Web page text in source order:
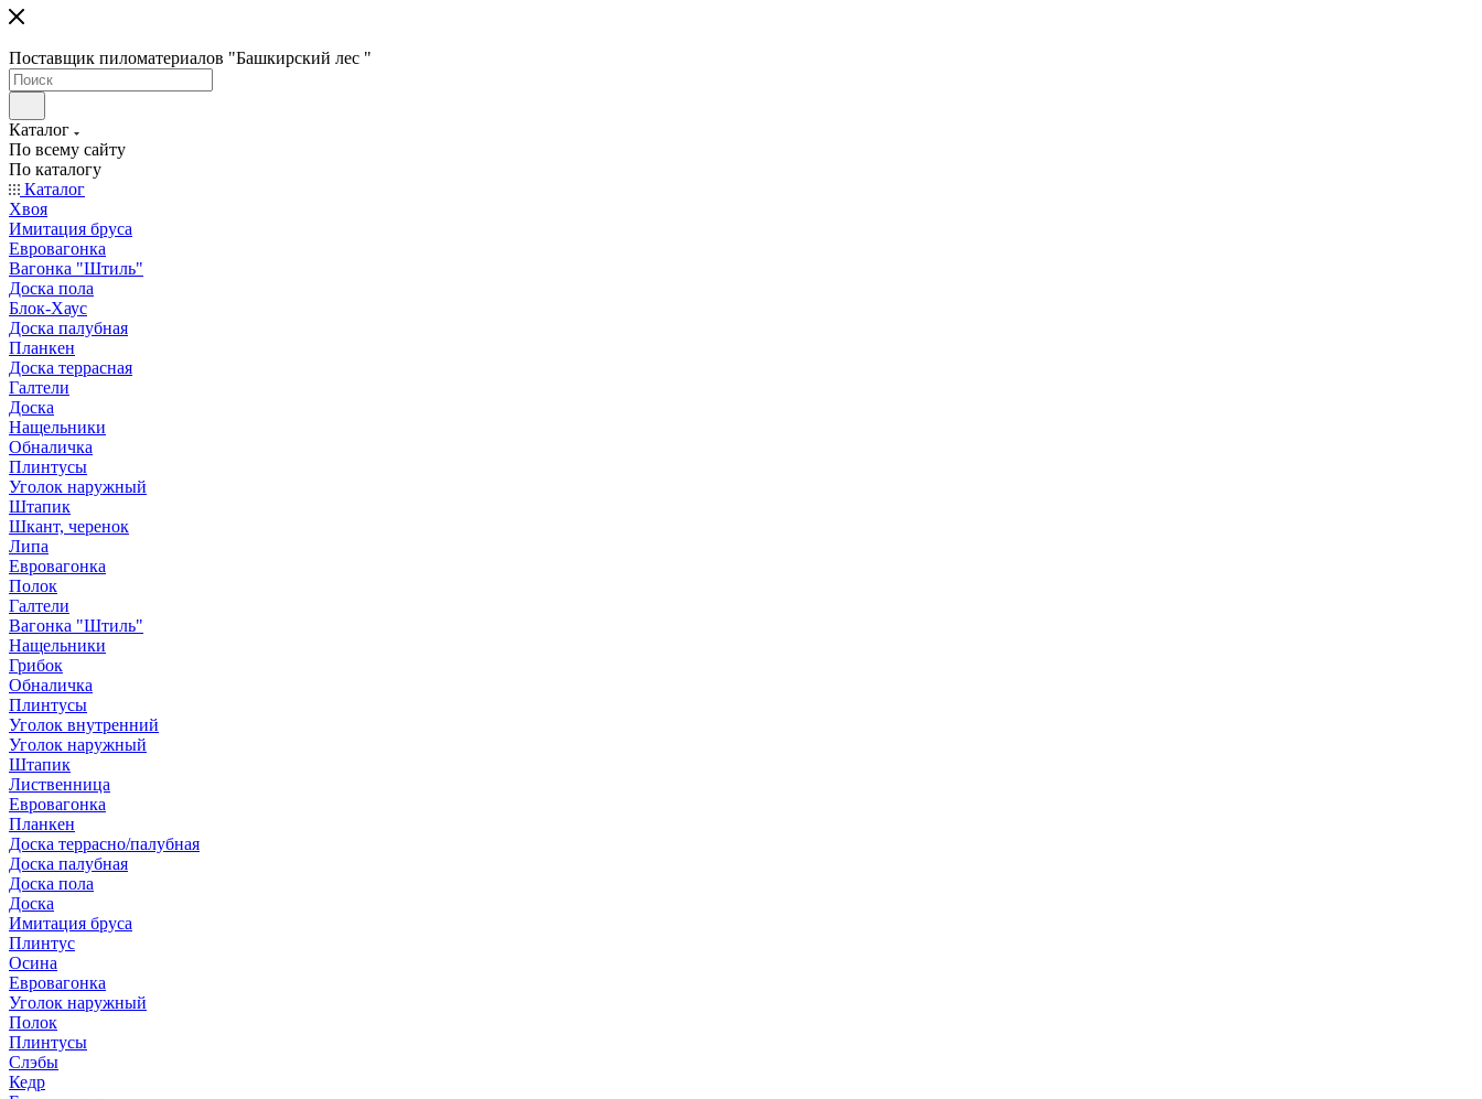
Поставщик пиломатериалов "Башкирский лес "
Каталог
По всему сайту
По каталогу
Каталог
Хвоя
Имитация бруса
Евровагонка
Вагонка "Штиль"
Доска пола
Блок-Хаус
Доска палубная
Планкен
Доска террасная
Галтели
Доска
Нащельники
Обналичка
Плинтусы
Уголок наружный
Штапик
Шкант, черенок
Липа
Евровагонка
Полок
Галтели
Вагонка "Штиль"
Нащельники
Грибок
Обналичка
Плинтусы
Уголок внутренний
Уголок наружный
Штапик
Лиственница
Евровагонка
Планкен
Доска террасно/палубная
Доска палубная
Доска пола
Доска
Имитация бруса
Плинтус
Осина
Евровагонка
Уголок наружный
Полок
Плинтусы
Слэбы
Кедр